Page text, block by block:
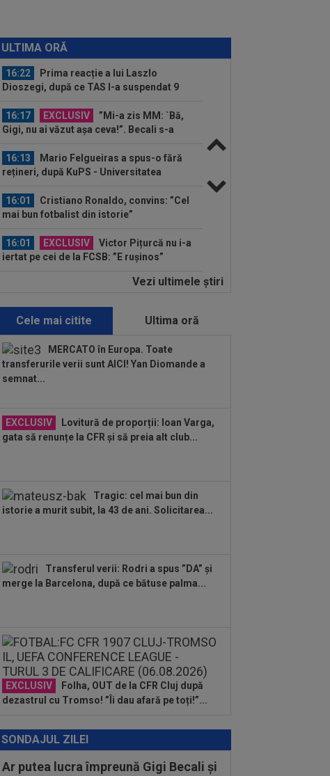
ULTIMA ORĂ
Rapidului, cucerit de Daniel Pancu...
16:22
Prima reacție a lui Laszlo
Dioszegi, după ce TAS l-a suspendat 9
16:17
EXCLUSIV
”Mi-a zis MM: `Bă,
Gigi, nu ai văzut așa ceva!”. Becali s-a
16:13
Mario Felgueiras a spus-o fără
rețineri, după KuPS - Universitatea
16:01
Cristiano Ronaldo, convins: ”Cel
mai bun fotbalist din istorie”
16:01 EXCLUSIV
Victor Pițurcă nu i-a
iertat pe cei de la FCSB: ”E rușinos”
Lovitură de teatru: Manchester
15:48 OFICIAL
Leonardo Bonucci a
semnat
15:30 EXCLUSIV
Ilie Dumitrescu a dat
verdictul în privința lui Marius Baciu
decizia! Zero pentru Denis Drăguș
16:22
Prima reacție a lui Laszlo
Dioszegi, după ce TAS l-a suspendat 9
convins după 29 de...
16:13
Mario Felgueiras a spus-o fără
Vezi ultimele ştiri
Cele mai citite Ultima oră
MERCATO în Europa. Toate
transferurile verii sunt AICI! Yan Diomande a
semnat...
EXCLUSIV
Lovitură de proporții: Ioan Varga,
gata să renunțe la CFR și să preia alt club...
Tragic: cel mai bun din
istorie a murit subit, la 43 de ani. Solicitarea...
Transferul verii: Rodri a spus ”DA” și
merge la Barcelona, după ce bătuse palma...
EXCLUSIV
Folha, OUT de la CFR Cluj după
dezastrul cu Tromso! ”Îi dau afară pe toți!”...
SONDAJUL ZILEI
Ar putea lucra împreună Gigi Becali și